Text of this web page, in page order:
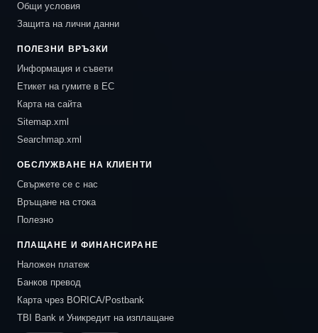
Общи условия
Защита на лични данни
ПОЛЕЗНИ ВРЪЗКИ
Информация и съвети
Етикет на гумите в ЕС
Карта на сайта
Sitemap.xml
Searchmap.xml
ОБСЛУЖВАНЕ НА КЛИЕНТИ
Свържете се с нас
Връщане на стока
Полезно
ПЛАЩАНЕ И ФИНАНСИРАНЕ
Наложен платеж
Банков превод
Карта чрез BORICA/Postbank
TBI Bank и Уникредит на изплащане